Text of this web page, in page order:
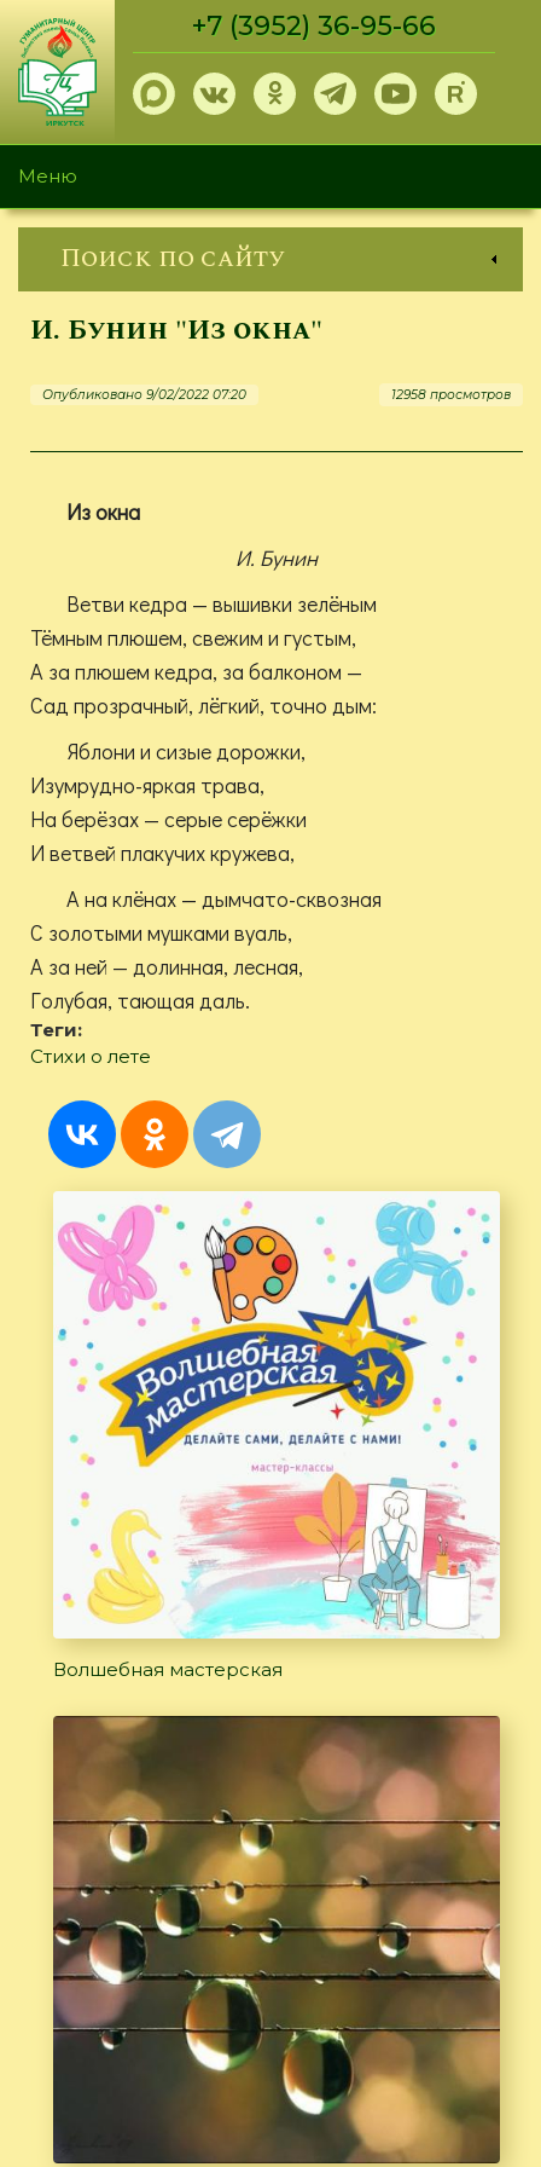
Перейти
основному
содержанию
+7 (3952) 36-95-66
Меню
Поиск по сайту
И. Бунин "Из окна"
Опубликовано 9/02/2022 07:20 12958 просмотров
Из окна
И. Бунин
Ветви кедра — вышивки зелёным
Тёмным плюшем, свежим и густым,
А за плюшем кедра, за балконом —
Сад прозрачный, лёгкий, точно дым:
Яблони и сизые дорожки,
Изумрудно-яркая трава,
На берёзах — серые серёжки
И ветвей плакучих кружева,
А на клёнах — дымчато-сквозная
С золотыми мушками вуаль,
А за ней — долинная, лесная,
Голубая, тающая даль.
Теги:
Стихи о лете
Волшебная мастерская